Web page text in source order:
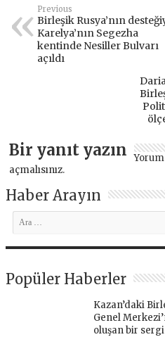
Previous
Birleşik Rusya’nın
Karelya’nın Segezha
kentinde Nesiller Bulvarı
açıldı
Bir yanıt yazın
açmalısınız.
Haber Arayın
Popüler Haberler
Kazan’daki
Genel
oluşan bir sergi